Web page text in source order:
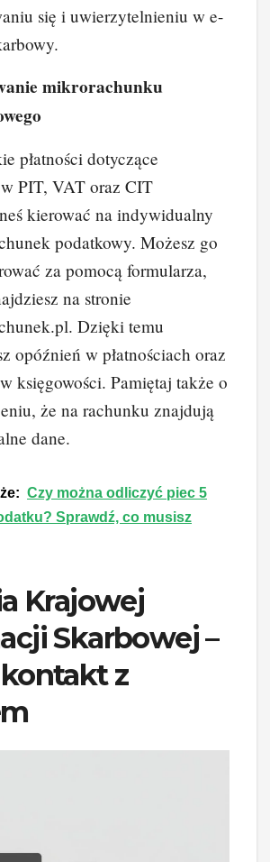
się i uwierzytelnieniu w e-
mikrorachunku
płatności dotyczące
PIT, VAT oraz CIT
kierować na indywidualny
podatkowy. Możesz go
za pomocą formularza,
na stronie
Dzięki temu
opóźnień w płatnościach oraz
księgowości. Pamiętaj także o
że na rachunku znajdują
dane.
Czy można odliczyć piec 5
Sprawdź, co musisz
Krajowej
Skarbowej –
z